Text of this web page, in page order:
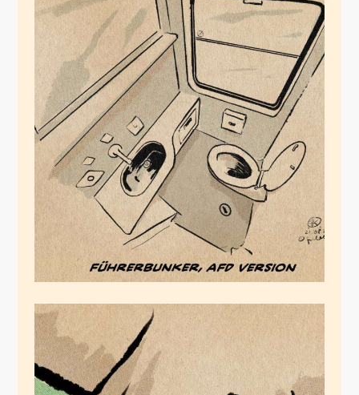
Führerbunker, AFD
Version
August 21, 2020